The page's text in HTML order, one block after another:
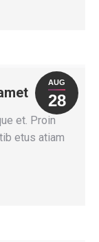
AUG
28
et. Proin
etus atiam